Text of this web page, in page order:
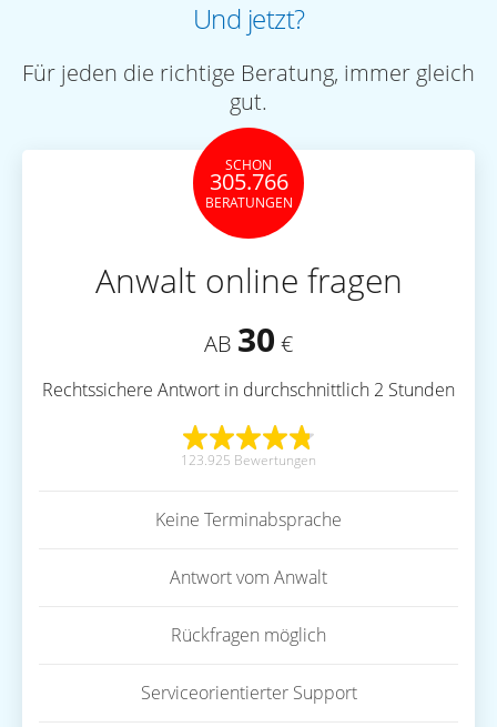
Und jetzt?
Für jeden die richtige Beratung, immer gleich
gut.
SCHON
305.766
BERATUNGEN
Anwalt online fragen
AB 30 €
Rechtssichere Antwort in durchschnittlich 2 Stunden
123.925 Bewertungen
Keine Terminabsprache
Antwort vom Anwalt
Rückfragen möglich
Serviceorientierter Support